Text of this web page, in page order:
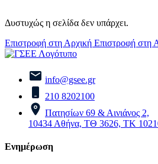
Δυστυχώς η σελίδα δεν υπάρχει.
Επιστροφή στη Αρχική Επιστροφή στη
info@gsee.gr
210 8202100
Πατησίων 69 & Αινιάνος 2,
10434 Αθήνα, ΤΘ 3626, ΤΚ
Ενημέρωση